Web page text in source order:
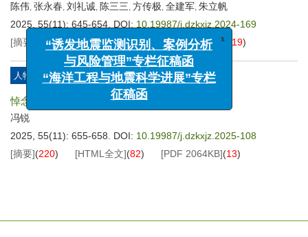
陈伟, 张永春, 刘礼诚, 陈三三, 方传极, 全建军, 朱立帆
2025, 55(11): 645-654. DOI: 10.19987/j.dzkxjz.2024-169
[摘要]
537) [HTML全文](140) [PDF9659KB 19)
人物与机构介绍
悼念科研战线的孺子牛——武利钧先生
冯锐
2025, 55(11): 655-658.
DOI: 10.19987/j.dzkxjz.2025-108
[摘要](220) [HTML全文](82) [PDF 2064KB](13)
x
“诱发地震监测识别、案例分析
与风险管理”专栏征稿函
“海洋工程与地震科学进展”专栏
征稿函